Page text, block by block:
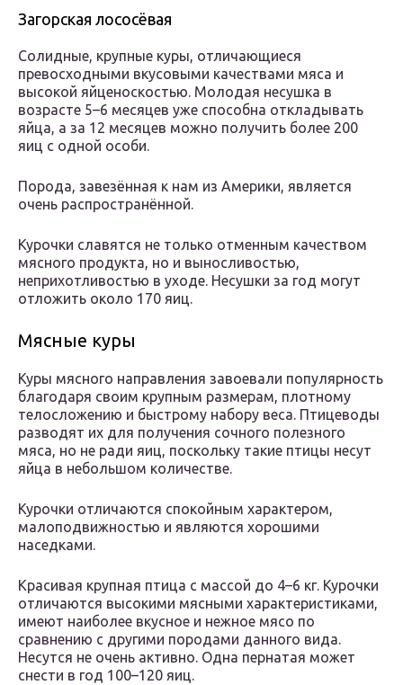
Загорская лососёвая
Солидные, крупные куры, отличающиеся
превосходными вкусовыми качествами мяса и
высокой яйценоскостью. Молодая несушка в
возрасте 5–6 месяцев уже способна откладывать
яйца, а за 12 месяцев можно получить более 200
яиц с одной особи.
Порода, завезённая к нам из Америки, является
очень распространённой.
Курочки славятся не только отменным качеством
мясного продукта, но и выносливостью,
неприхотливостью в уходе. Несушки за год могут
отложить около 170 яиц.
Мясные куры
Куры мясного направления завоевали популярность
благодаря своим крупным размерам, плотному
телосложению и быстрому набору веса. Птицеводы
разводят их для получения сочного полезного
мяса, но не ради яиц, поскольку такие птицы несут
яйца в небольшом количестве.
Курочки отличаются спокойным характером,
малоподвижностью и являются хорошими
наседками.
Красивая крупная птица с массой до 4–6 кг. Курочки
отличаются высокими мясными характеристиками,
имеют наиболее вкусное и нежное мясо по
сравнению с другими породами данного вида.
Несутся не очень активно. Одна пернатая может
снести в год 100–120 яиц.